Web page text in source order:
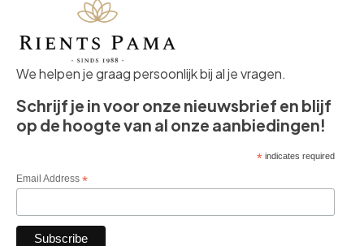
We helpen je graag persoonlijk bij al je vragen.
Schrijf je in voor onze nieuwsbrief en blijf
op de hoogte van al onze aanbiedingen!
*indicates required
Email Address *